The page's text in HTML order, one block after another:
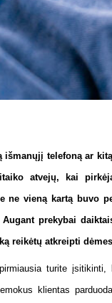
išmanųjį telefoną ar
atvejų, kai
ne vieną kartą buvo
prekybai
reikėtų atkreipti
turite
klientas